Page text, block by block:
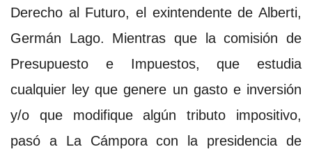
Derecho al Futuro, el exintendente de Alberti,
Germán Lago. Mientras que la comisión de
Presupuesto e Impuestos, que estudia
cualquier ley que genere un gasto e inversión
y/o que modifique algún tributo impositivo,
pasó a La Cámpora con la presidencia de